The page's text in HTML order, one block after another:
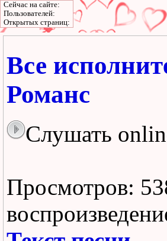
Все
Романс
Слушать
Просмотров:
Сейчас на сайте:
Пользователей:
Открытых страниц: